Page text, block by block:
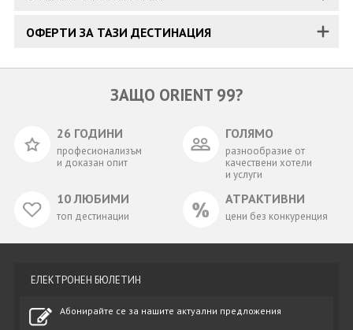
ОФЕРТИ ЗА ТАЗИ ДЕСТИНАЦИЯ
ЗАЩО ORIENT 99?
26 ГОДИНИ
професионализъм
и доказан опит
ГОЛЯМО
разнообразие от
качествени хотели
и услуги
10 ЛЮБИМИ
топ дестинации
АТРАКТИВНИ
цени без конкуренция
ЕЛЕКТРОНЕН БЮЛЕТИН
Абонирайте се за нашите актуални предложения